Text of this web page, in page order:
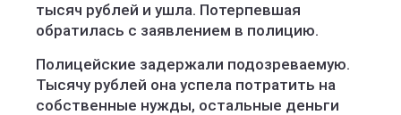
тысяч рублей и ушла. Потерпевшая
обратилась с заявлением в полицию.
Полицейские задержали подозреваемую.
Тысячу рублей она успела потратить на
собственные нужды, остальные деньги